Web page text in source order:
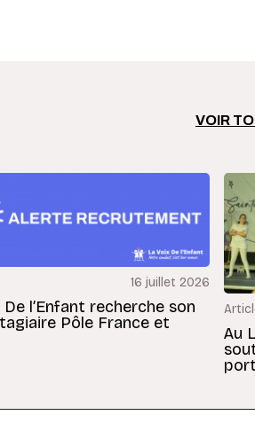
VOIR
16 juillet 2026
De l’Enfant recherche son
Pôle France et
Au